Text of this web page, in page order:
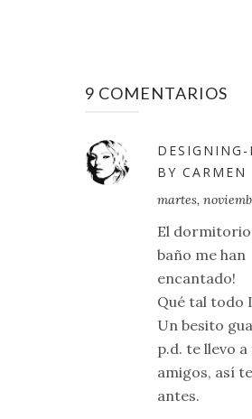
9 COMENTARIOS
DESIGNING-
BY CARMEN
martes,
El dormitorio
baño me han
encantado!
Qué tal todo
Un besito
p.d. te llevo
amigos, así
antes.